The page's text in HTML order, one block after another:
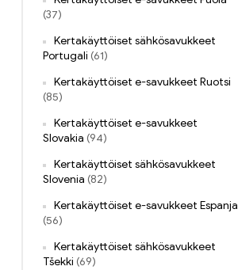
(37)
Kertakäyttöiset sähkösavukkeet
Portugali (61)
Kertakäyttöiset e-savukkeet Ruotsi
(85)
Kertakäyttöiset e-savukkeet
Slovakia (94)
Kertakäyttöiset sähkösavukkeet
Slovenia (82)
Kertakäyttöiset e-savukkeet Espanja
(56)
Kertakäyttöiset sähkösavukkeet
Tšekki (69)